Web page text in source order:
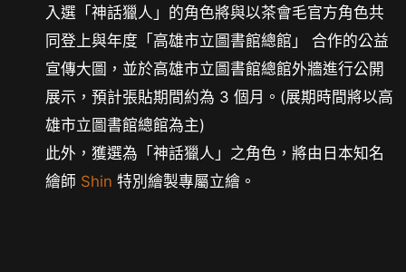
入選「神話獵人」的角色將與以茶會毛官方角色共
同登上與年度「高雄市立圖書館總館」 合作的公益
宣傳大圖，並於高雄市立圖書館總館外牆進行公開
展示，預計張貼期間約為 3 個月。(展期時間將以高
雄市立圖書館總館為主)
此外，獲選為「神話獵人」之角色，將由日本知名
繪師 Shin 特別繪製專屬立繪。